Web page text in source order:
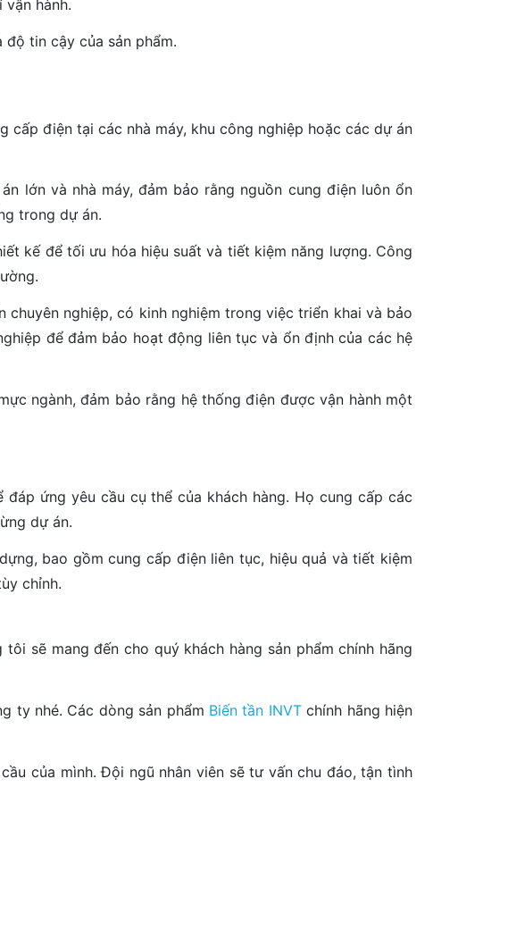
hành.
tin cậy của sản phẩm.
điện tại các nhà máy, khu công nghiệp hoặc các dự án
lớn và nhà máy, đảm bảo rằng nguồn cung điện luôn ổn
trong dự án.
kế để tối ưu hóa hiệu suất và tiết kiệm năng lượng. Công
nghiệp, có kinh nghiệm trong việc triển khai và bảo
để đảm bảo hoạt động liên tục và ổn định của các hệ
ngành, đảm bảo rằng hệ thống điện được vận hành một
ứng yêu cầu cụ thể của khách hàng. Họ cung cấp các
dự án.
bao gồm cung cấp điện liên tục, hiệu quả và tiết kiệm
chỉnh.
sẽ mang đến cho quý khách hàng sản phẩm chính hãng
ty nhé. Các dòng sản phẩm Biến tần INVTchính hãng hiện
của mình. Đội ngũ nhân viên sẽ tư vấn chu đáo, tận tình